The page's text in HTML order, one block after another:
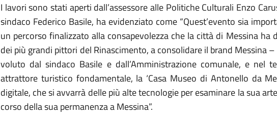
I lavori sono stati aperti dall’assessore alle Politiche Culturali Enzo
sindaco Federico Basile, ha evidenziato come “Quest’evento sia
un percorso finalizzato alla consapevolezza che la città di Messina
dei più grandi pittori del Rinascimento, a consolidare il brand Messina
voluto dal sindaco Basile e dall’Amministrazione comunale, e nel
attrattore turistico fondamentale, la ‘Casa Museo di Antonello da
digitale, che si avvarrà delle più alte tecnologie per esaminare la sua
corso della sua permanenza a Messina”.